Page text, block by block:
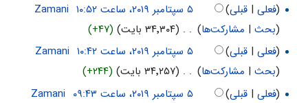
(فعلی| قبلی)
‏
Zamani
(بحث| مشارکت‌ها)
. . (۳۴٬۳۰۴ بایت)
(+۴۷)
(فعلی| قبلی)
‏
Zamani
(بحث| مشارکت‌ها)
. . (۳۴٬۲۵۷ بایت)
(+۲۴۴)
(فعلی| قبلی)
Zamani